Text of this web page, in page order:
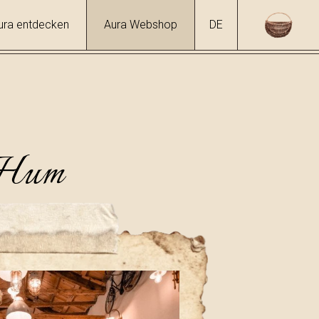
entdecken Aura Webshop DE